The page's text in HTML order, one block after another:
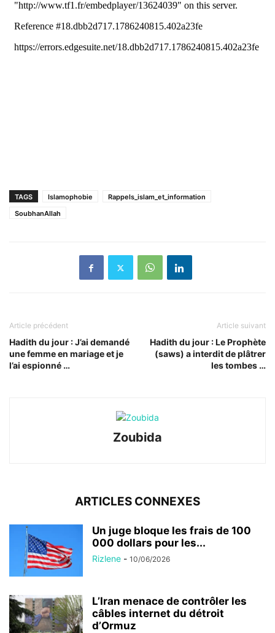
TAGS Islamophobie
Rappels_islam_et_information
SoubhanAllah
Article précédent
Hadith du jour : J’ai demandé
une femme en mariage et je
l’ai espionné …
Article suivant
Hadith du jour : Le Prophète
(saws) a interdit de plâtrer
les tombes …
Zoubida
ARTICLES CONNEXES
Un juge bloque les frais de 100
000 dollars pour les...
Rizlene - 10/06/2026
L’Iran menace de contrôler les
câbles internet du détroit
d’Ormuz